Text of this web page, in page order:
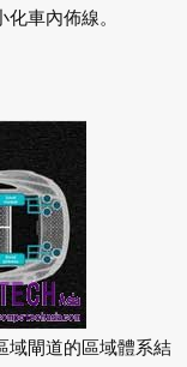
車內佈線。
域閘道的區域體系結